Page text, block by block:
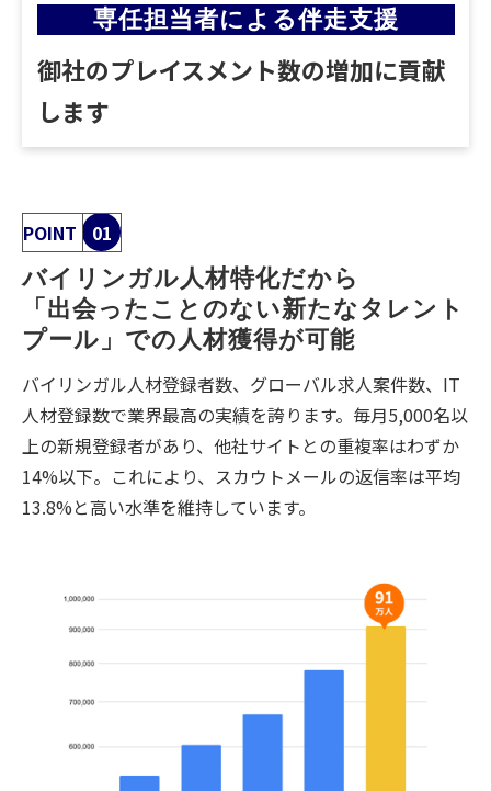
専任担当者による伴走支援
御社のプレイスメント数の増加に貢献
します
POINT 01
バイリンガル人材特化だから
「出会ったことのない新たなタレント
プール」での人材獲得が可能
バイリンガル人材登録者数、グローバル求人案件数、IT
人材登録数で業界最高の実績を誇ります。毎月5,000名以
上の新規登録者があり、他社サイトとの重複率はわずか
14%以下。これにより、スカウトメールの返信率は平均
13.8%と高い水準を維持しています。